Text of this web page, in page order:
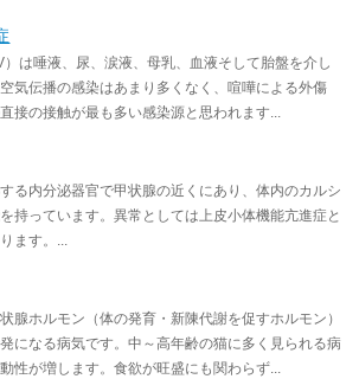
は唾液、尿、涙液、母乳、血液そして胎盤を介し
気伝播の感染はあまり多くなく、喧嘩による外傷
接の接触が最も多い感染源と思われます...
る内分泌器官で甲状腺の近くにあり、体内のカルシ
持っています。異常としては上皮小体機能亢進症と
ます。...
腺ホルモン（体の発育・新陳代謝を促すホルモン）
になる病気です。中～高年齢の猫に多く見られる病
性が増します。食欲が旺盛にも関わらず...